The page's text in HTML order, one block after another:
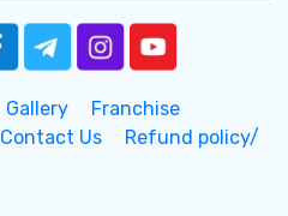
Gallery
Franchise
Contact Us
Refund policy/